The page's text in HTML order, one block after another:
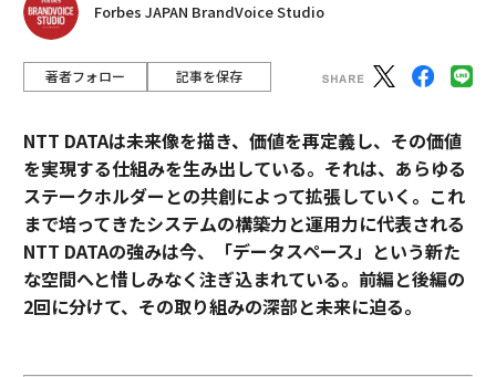
Forbes JAPAN BrandVoice Studio
著者フォロー 記事を保存
NTT DATAは未来像を描き、価値を再定義し、その価値
を実現する仕組みを生み出している。それは、あらゆる
ステークホルダーとの共創によって拡張していく。これ
まで培ってきたシステムの構築力と運用力に代表される
NTT DATAの強みは今、「データスペース」という新た
な空間へと惜しみなく注ぎ込まれている。前編と後編の
2回に分けて、その取り組みの深部と未来に迫る。